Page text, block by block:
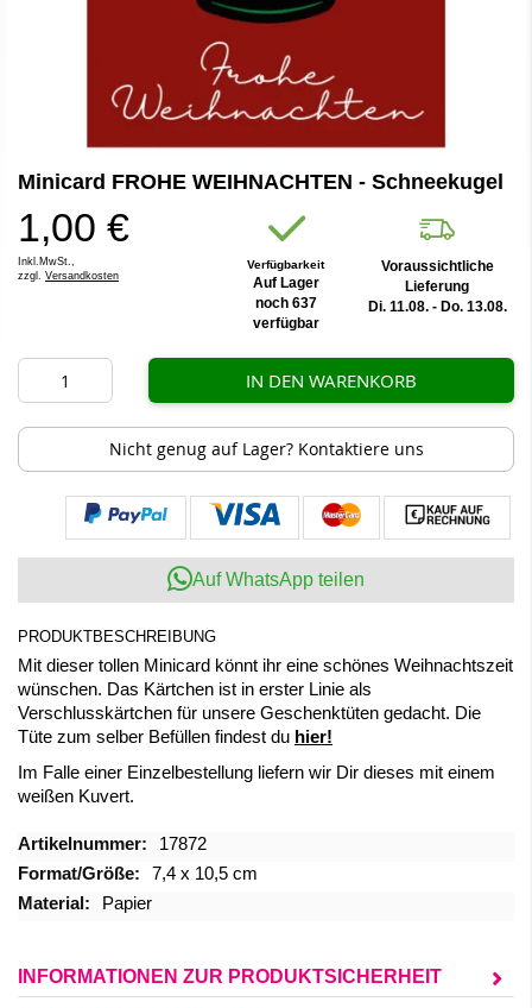
Anfang
Bildergalerie
springen
Minicard FROHE WEIHNACHTEN - Schneekugel
1,00 €
Inkl.MwSt.,
zzgl. Versandkosten
Verfügbarkeit
Auf Lager
noch 637
verfügbar
Voraussichtliche
Lieferung
Di. 11.08. - Do. 13.08.
IN DEN WARENKORB
Nicht genug auf Lager? Kontaktiere uns
Auf WhatsApp teilen
PRODUKTBESCHREIBUNG
Mit dieser tollen Minicard könnt ihr eine schönes Weihnachtszeit
wünschen. Das Kärtchen ist in erster Linie als
Verschlusskärtchen für unsere Geschenktüten gedacht. Die
Tüte zum selber Befüllen findest du hier!
Im Falle einer Einzelbestellung liefern wir Dir dieses mit einem
weißen Kuvert.
Mehr
Informationen
17872
7,4 x 10,5 cm
Papier
INFORMATIONEN ZUR PRODUKTSICHERHEIT